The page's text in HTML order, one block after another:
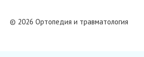
© 2026 Ортопедия и травматология